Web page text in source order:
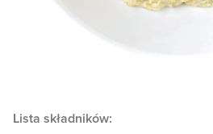
Lista składników: